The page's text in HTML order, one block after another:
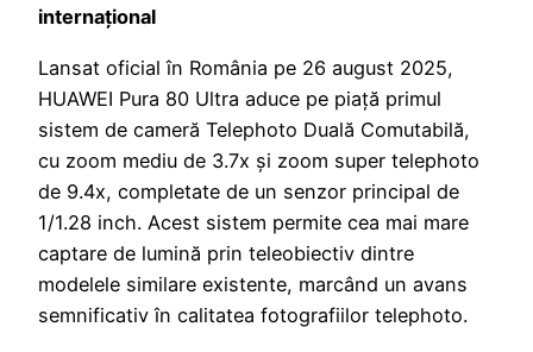
internațional
Lansat oficial în România pe 26 august 2025,
HUAWEI Pura 80 Ultra aduce pe piață primul
sistem de cameră Telephoto Duală Comutabilă,
cu zoom mediu de 3.7x și zoom super telephoto
de 9.4x, completate de un senzor principal de
1/1.28 inch. Acest sistem permite cea mai mare
captare de lumină prin teleobiectiv dintre
modelele similare existente, marcând un avans
semnificativ în calitatea fotografiilor telephoto.